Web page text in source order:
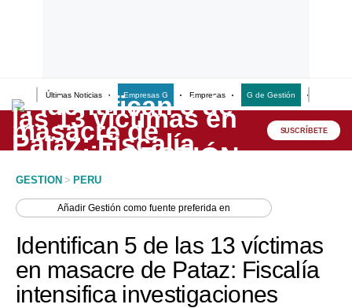
Últimas Noticias Empresas G Empresas G de Gestión
Lo último
Peru Quiosco
Economía
Mercados
SUSCRÍBETE
GESTION > PERU
AñadirGestión como fuente preferida en
Identifican 5 de las 13 víctimas
en masacre de Pataz: Fiscalía
intensifica investigaciones